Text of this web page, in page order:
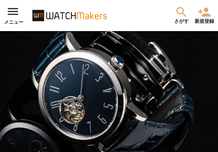
メニュー さがす 新規登録